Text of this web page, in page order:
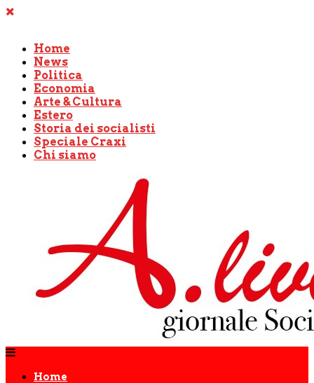
Home
News
Politica
Economia
Arte & Cultura
Estero
Storia dei socialisti
Speciale Craxi
Chi siamo
Home